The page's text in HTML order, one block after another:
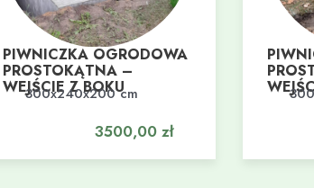
PIWNICZKA OGRODOWA
PROSTOKĄTNA –
WEJŚCIE Z BOKU
300x240x200 cm
3500,00 zł
Dodaj do koszyka